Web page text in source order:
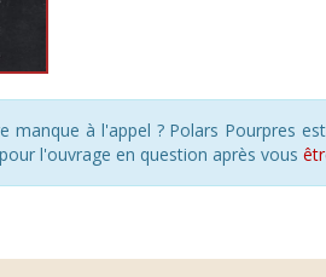
manque à l'appel ? Polars Pourpres
pour l'ouvrage en question après vous